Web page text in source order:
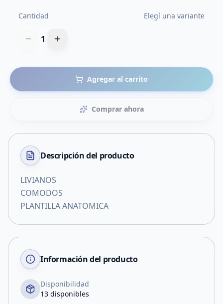
Cantidad Elegí una variante
1
Agregar al carrito
Comprar ahora
Descripción del producto
LIVIANOS
COMODOS
PLANTILLA ANATOMICA
Información del producto
Disponibilidad
13 disponibles